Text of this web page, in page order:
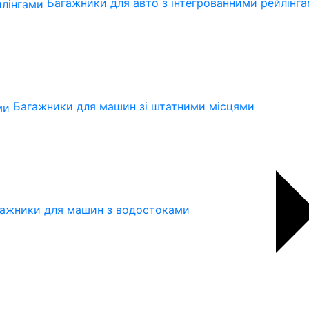
Багажники для авто з інтегрованними
Багажники для машин зі штатними місцями
для машин з водостоками